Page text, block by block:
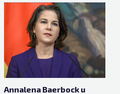
Annalena Baerbock u